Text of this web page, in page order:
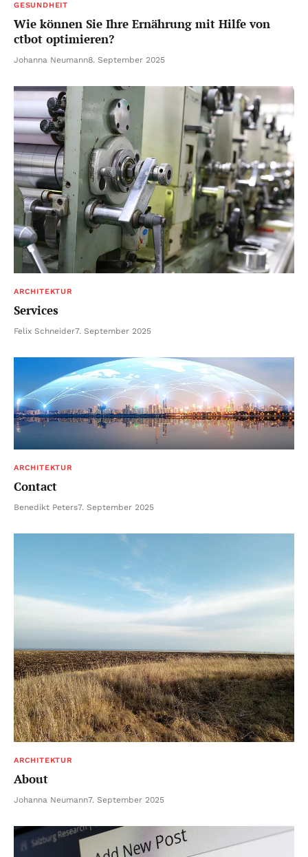
GESUNDHEIT
Wie können Sie Ihre Ernährung mit Hilfe von
ctbot optimieren?
Johanna Neumann8. September 2025
ARCHITEKTUR
Services
Felix Schneider7. September 2025
ARCHITEKTUR
Contact
Benedikt Peters7. September 2025
ARCHITEKTUR
About
Johanna Neumann7. September 2025